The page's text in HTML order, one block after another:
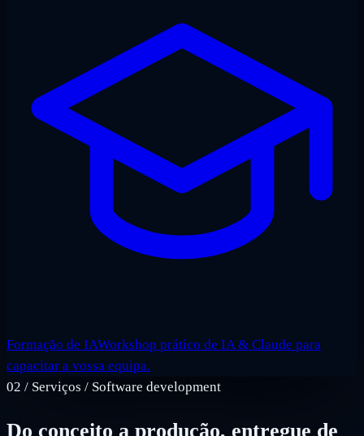
Formação de IAWorkshop prático de IA & Claude para
capacitar a vossa equipa.
02 / Serviços / Software development
Do conceito a produção, entregue de